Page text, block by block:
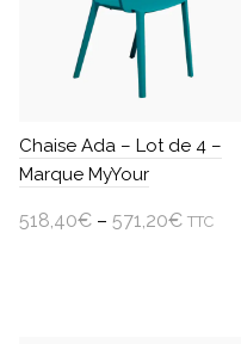
peuvent
sur
la
page
du
Chaise Ada – Lot de 4 –
Marque MyYour
518,40€ – 571,20€ TTC